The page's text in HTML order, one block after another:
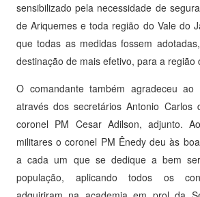
sensibilizado pela necessidade de
de Ariquemes e toda região do Vale do
que todas as medidas fossem
destinação de mais efetivo, para a região
O comandante também agradeceu
através dos secretários Antonio Carlos
coronel PM Cesar Adilson, adjunto.
militares o coronel PM Ênedy deu às
a cada um que se dedique a bem
população, aplicando todos os